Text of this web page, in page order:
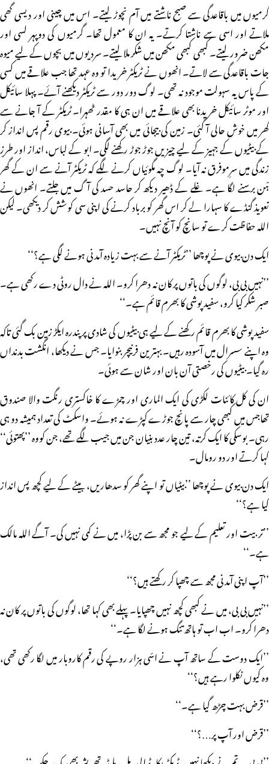
گرمیوں میں باقاعدگی سے صبح ناشتے میں آم نچوڑ لیتے۔ اس میں چینی اور دیسی گھی
ملاتے اور اسی سے ناشتا کرتے۔ یہ ان کا معمول تھا۔ گرمیوں کی دوپہر لسی اور
مکھن ضرور لیتے۔ کبھی کبھی مکھن میں شکر ملا لیتے۔ سردیوں میں بچوں کے لیے میوہ
جات باقاعدگی سے لاتے۔ انھوں نے ٹریکٹر خریدا تو وہ عہد تھا جب علاقے میں کسی
کے پاس یہ سہولت موجود نہ تھی۔ لوگ دور دور سے ٹریکٹر دیکھنے آئے۔ پہلا سائیکل
اور موٹر سائیکل خریدنا بھی علاقے میں ان ہی کا مقدر ٹھہرا۔ ٹریکٹر کے آ جانے سے
گھر میں خوش حالی آ گئی۔ زمین کی بیجائی میں بھی آسانی ہوئی۔ بیوی رقم پس انداز کر
کے بیٹیوں کے جہیز کے لیے چیزیں جوڑ جوڑ رکھنے لگی۔ ابو کے لباس، انداز اور طرزِ
زندگی میں سرِموفرق نہ آیا۔ لوگ چہ مگوئیاں کرنے لگے کہ ٹریکٹر آنے سے ان کے گھر
ہْن برسنے لگا ہے۔ غلے کے ڈھیر دیکھ کر حاسد حسد کی آگ میں جلتے۔ انھوں نے
تعویذ گنڈے کا سہارا لے کر اس گھر کو برباد کرنے کی اپنی سی کوشش کر دیکھی۔ لیکن
اللہ حفاظت کرے تو سانچ کو آنچ نہیں۔
ایک دن بیوی نے پوچھا ’’ٹریکٹر آنے سے بہت زیادہ آمدنی ہونے لگی ہے؟‘‘
’’نہیں بی بی، لوگوں کی باتوں پر کان نہ دھرا کرو۔ اللہ نے دال روٹی دے رکھی ہے۔
صبر شکر کیا کرو، سفید پوشی کا بھرم قائم ہے۔‘‘
سفید پوشی کا بھرم قائم رکھنے کے لیے ہی بیٹیوں کی شادی پر پندرہ ایکڑ زمین بک گئی تاکہ
وہ اپنے سسرال میں آسودہ رہیں۔ بہترین فرنیچر بنوایا۔ جس نے دیکھا، انگشت بدنداں
رہ گیا۔ بیٹیوں کی رخصتی آن بان اور شان سے ہوئی۔
ان کی کل کائنات لکڑی کی ایک الماری اور چمڑے کا خاکستری رنگت والا صندوق
تھاجس میں کبھی چار سے پانچ جوڑے کپڑے نہ ہوئے۔ واسکٹ کی تعداد ہمیشہ دو ہی
رہی۔ بوسکی کا ایک کرتہ، تین چار عدد بنیان جن میں جیب لگے تھے، جن کووہ ’’پھتوئی‘‘
کہا کرتے اور دو رومال۔
ایک دن بیوی نے پوچھا ’’بیٹیاں تو اپنے گھر کو سدھاریں، بیٹے کے لیے کچھ پس انداز
کیا ہے؟‘‘
’’تربیت اور تعلیم کے لیے جو مجھ سے بن پڑا، میں نے کمی نہیں کی۔ آگے اللہ مالک
ہے۔‘‘
’’آپ اپنی آمدنی مجھ سے چھپا کر رکھتے ہیں؟‘‘
’’نہیں بی بی، میں نے کبھی کچھ نہیں چھپایا۔ پہلے بھی کہا تھا، لوگوں کی باتوں پر کان نہ
دھرا کرو۔ اب اب تو ہاتھ تنگ ہونے لگا ہے۔‘‘
’’ایک دوست کے ساتھ آپ نے اسّی ہزار روپے کی رقم کاروبار میں لگا رکھی تھی،
وہ کیوں نکلوا رہے ہیں؟‘‘
’’قرض بہت چڑھ گیا ہے۔‘‘
’’قرض اور آپ پر…؟‘‘